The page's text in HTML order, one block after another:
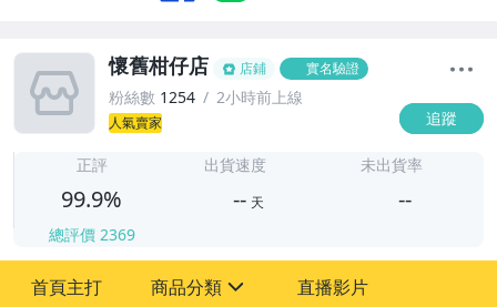
懷舊柑仔店 店鋪 實名驗證
粉絲數 1254 2小時前上線
人氣賣家 追蹤
正評
99.9%
總評價 2369
出貨速度
-- 天
未出貨率
--
首頁主打 商品分類 直播影片